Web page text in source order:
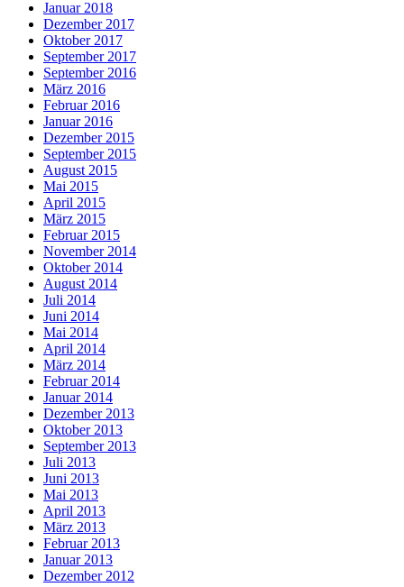
Januar 2018
Dezember 2017
Oktober 2017
September 2017
September 2016
März 2016
Februar 2016
Januar 2016
Dezember 2015
September 2015
August 2015
Mai 2015
April 2015
März 2015
Februar 2015
November 2014
Oktober 2014
August 2014
Juli 2014
Juni 2014
Mai 2014
April 2014
März 2014
Februar 2014
Januar 2014
Dezember 2013
Oktober 2013
September 2013
Juli 2013
Juni 2013
Mai 2013
April 2013
März 2013
Februar 2013
Januar 2013
Dezember 2012